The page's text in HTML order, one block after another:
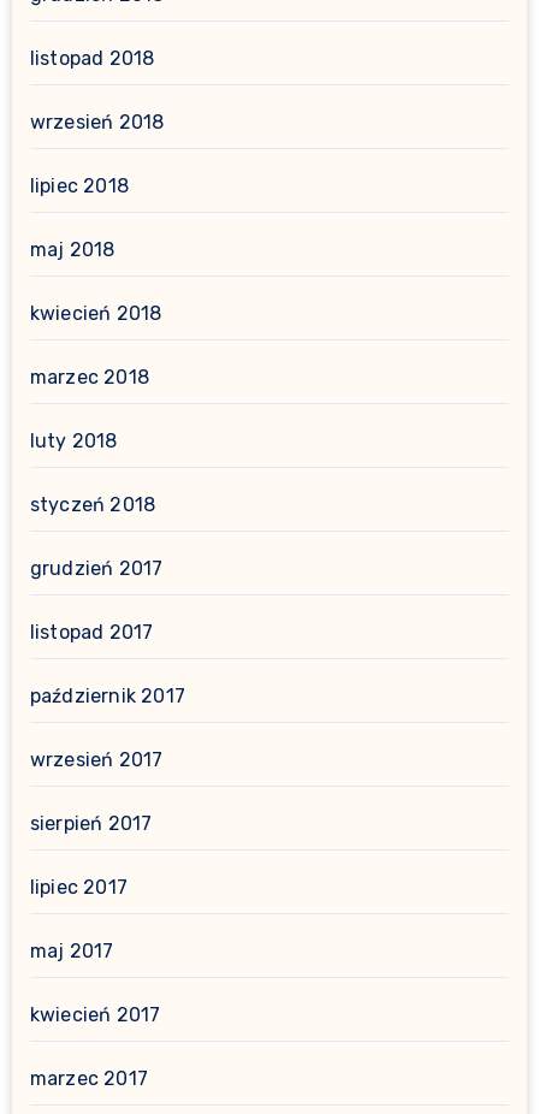
listopad 2018
wrzesień 2018
lipiec 2018
maj 2018
kwiecień 2018
marzec 2018
luty 2018
styczeń 2018
grudzień 2017
listopad 2017
październik 2017
wrzesień 2017
sierpień 2017
lipiec 2017
maj 2017
kwiecień 2017
marzec 2017